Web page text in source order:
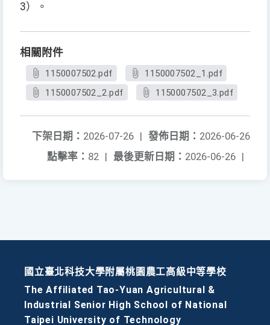
3）。
相關附件
1150007502.pdf
1150007502_1.pdf
1150007502_2.pdf
1150007502_3.pdf
發佈日期： 2026-06-26
下架日期： 2026-07-26 |
最後更新日期： 2026-06-26 |
點擊率： 82 |
國立臺北科技大學附屬桃園農工高級中等學校
The Affiliated Tao-Yuan Agricultural &
Industrial Senior High School of National
Taipei University of Technology